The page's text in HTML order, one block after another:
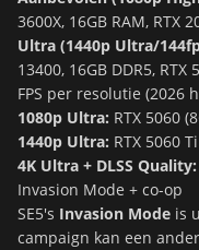
3600X, 16GB RAM, RTX
Ultra (1440p Ultra/
13400, 16GB DDR5, RTX
FPS per resolutie (2026
1080p Ultra: RTX 5060
1440p Ultra: RTX 5060
4K Ultra + DLSS Quality:
Invasion Mode + co-op
SE5's Invasion Mode is
campaign kan een